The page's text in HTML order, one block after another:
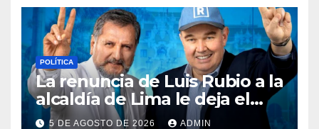
POLÍTICA
La renuncia de Luis Rubio a la
alcaldía de Lima le deja el
camino libre a Rafael López
5 DE AGOSTO DE 2026 ADMIN